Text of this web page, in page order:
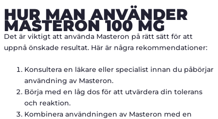
HUR MAN ANVÄNDER
MASTERON 100 MG
Det är viktigt att använda Masteron på rätt sätt för att
uppnå önskade resultat. Här är några rekommendationer:
Konsultera en läkare eller specialist innan du påbörjar
användning av Masteron.
Börja med en låg dos för att utvärdera din tolerans
och reaktion.
Kombinera användningen av Masteron med en